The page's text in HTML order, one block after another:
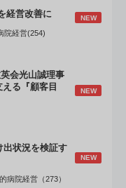
経営改善に NEW
院経営(254)
会光山誠理事
る『顧客目
NEW
出状況を検証す
NEW
病院経営（273）